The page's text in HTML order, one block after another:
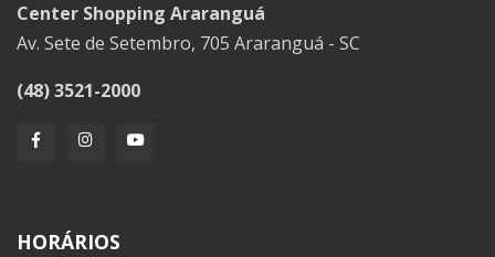
Center Shopping Araranguá
Av. Sete de Setembro, 705 Araranguá - SC
(48) 3521-2000
HORÁRIOS